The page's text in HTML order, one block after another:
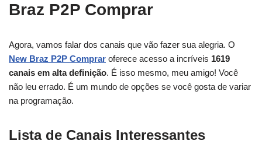
Braz P2P Comprar
Agora, vamos falar dos canais que vão fazer sua alegria. O
New Braz P2P Comprar oferece acesso a incríveis 1619
canais em alta definição. É isso mesmo, meu amigo! Você
não leu errado. É um mundo de opções se você gosta de variar
na programação.
Lista de Canais Interessantes